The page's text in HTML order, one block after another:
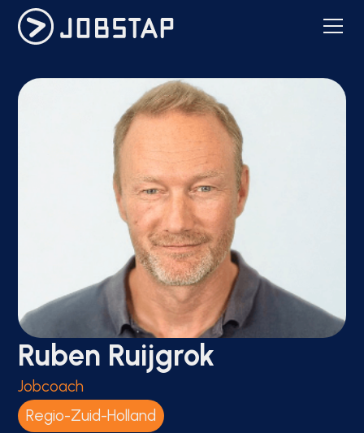
Ruben Ruijgrok
Jobcoach
Regio-Zuid-Holland